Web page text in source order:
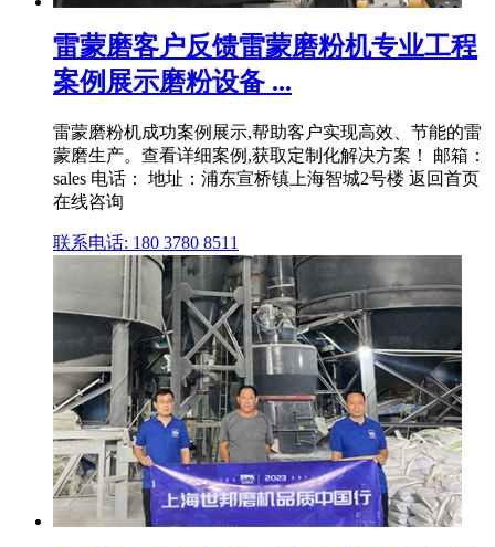
雷蒙磨客户反馈雷蒙磨粉机专业工程
案例展示磨粉设备 ...
雷蒙磨粉机成功案例展示,帮助客户实现高效、节能的雷
蒙磨生产。查看详细案例,获取定制化解决方案！ 邮箱：
sales 电话： 地址：浦东宣桥镇上海智城2号楼 返回首页
在线咨询
联系电话: 180 3780 8511